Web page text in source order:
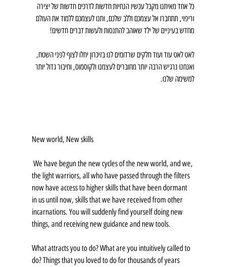
כל אחד מאיתנו מקבל עכשיו הנחיות חדשות לדרכים חדשות של יצירה
וריפוי, תתחברו אל עצמכם וללב שלכם, ותנו לעצמכם ללמוד את העולם
מחדש בעיניים של ילד שאוהב להתנסות ולעשות דברים חדשים!
לאט לאט עוד ועוד חלקים שרדומים לנו בזיכרון יחלו לצוף לפני השטח,
ואנחנו נרגיש הרבה יותר מחוברים לעצמנו ולקוסמוס, וחיבור גדול יותר
למשימה שלנו.
New world, New skills
the light warriors, all who have passed through the filters
now have access to higher skills that have been dormant
in us until now, skills that we have received from other
incarnations. You will suddenly find yourself doing new
things, and receiving new guidance and new tools.
What attracts you to do? What are you intuitively called to
do? Things that you loved to do for thousands of years